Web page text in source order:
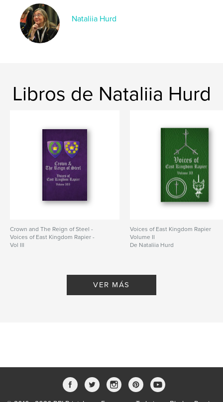
Palabras clave
East Kingdom , Rapier ,
Nataliia Hurd
Libros de Nataliia Hurd
Crown and The Reign of Steel -
Voices of East Kingdom Rapier -
Vol III
Voices of East Kingdom Rapier
Volume II
De Nataliia Hurd
VER MÁS